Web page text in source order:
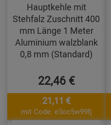
Hauptkehle mit
Stehfalz Zuschnitt 400
mm Länge 1 Meter
Aluminium walzblank
0,8 mm (Standard)
22,46 €
21,11 €
mit Code: e3oc5w99fj